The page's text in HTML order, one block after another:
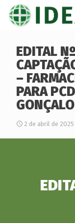
EDITAL
–
PARA
2 de abril de 2025